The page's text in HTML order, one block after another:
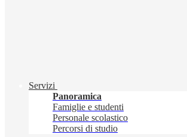
Servizi
Panoramica
Famiglie e studenti
Personale scolastico
Percorsi di studio